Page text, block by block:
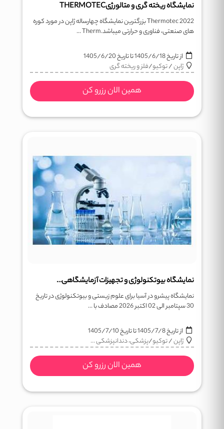
نمایشگاه ریخته گری و متالورژیTHERMOTEC
Thermotec 2022 بزرگترین نمایشگاه چهارساله ژاپن در مورد کوره
های صنعتی، فناوری و حرارتی میباشد.Therm ...
از تاریخ1405/6/18تا تاریخ1405/6/20
ژاپن/توکیو/فلز و ریخته گری
همین الان رزرو کن
نمایشگاه بیوتکنولوژی و تجهیزات آزمایشگاهی توکیو
نمایشگاه پیشرو در آسیا برای علوم زیستی و بیوتکنولوژی در تاریخ
30 سپتامبر الی 02 اکتبر 2026 مصادف با ...
از تاریخ1405/7/8تا تاریخ1405/7/10
ژاپن/توکیو/پزشکی، دندانپزشکی ...
همین الان رزرو کن